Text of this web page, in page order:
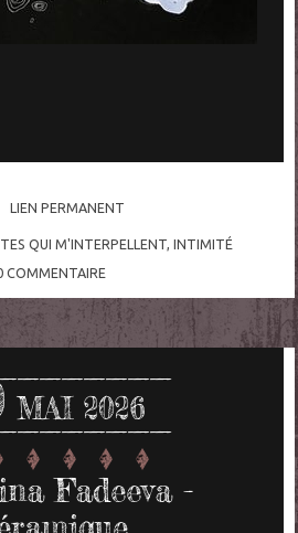
LIEN PERMANENT
QUI M'INTERPELLENT, INTIMITÉ
COMMENTAIRE
MAI 2026
Fadeeva -